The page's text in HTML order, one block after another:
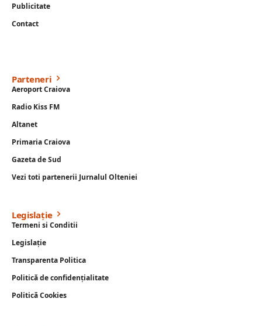
Publicitate
Contact
Parteneri
Aeroport Craiova
Radio Kiss FM
Altanet
Primaria Craiova
Gazeta de Sud
Vezi toti partenerii Jurnalul Olteniei
Legislație
Termeni si Conditii
Legislație
Transparenta Politica
Politică de confidențialitate
Politică Cookies